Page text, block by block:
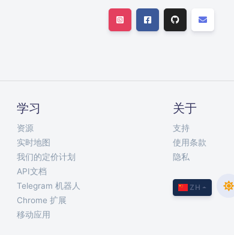
学习
资源
实时地图
我们的定价计划
API文档
Telegram 机器人
Chrome 扩展
移动应用
关于
支持
使用条款
隐私
ZH